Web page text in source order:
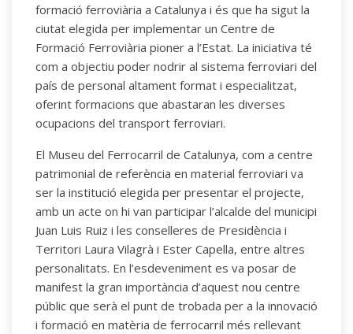
formació ferroviària a Catalunya i és que ha sigut la
ciutat elegida per implementar un Centre de
Formació Ferroviària pioner a l’Estat. La iniciativa té
com a objectiu poder nodrir al sistema ferroviari del
país de personal altament format i especialitzat,
oferint formacions que abastaran les diverses
ocupacions del transport ferroviari.
El Museu del Ferrocarril de Catalunya, com a centre
patrimonial de referència en material ferroviari va
ser la institució elegida per presentar el projecte,
amb un acte on hi van participar l’alcalde del municipi
Juan Luis Ruiz i les conselleres de Presidència i
Territori Laura Vilagrà i Ester Capella, entre altres
personalitats. En l’esdeveniment es va posar de
manifest la gran importància d’aquest nou centre
públic que serà el punt de trobada per a la innovació
i formació en matèria de ferrocarril més rellevant